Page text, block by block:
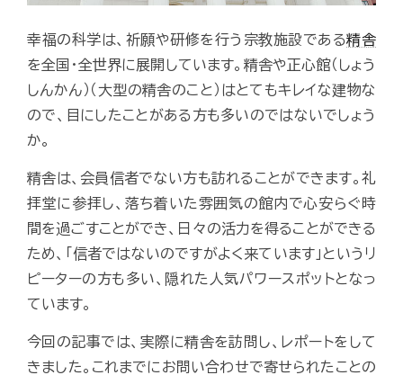
幸福の科学は、祈願や研修を行う宗教施設である精舎
を全国・全世界に展開しています。精舎や正心館（しょう
しんかん）（大型の精舎のこと）はとてもキレイな建物な
ので、目にしたことがある方も多いのではないでしょう
か。
精舎は、会員信者でない方も訪れることができます。礼
拝堂に参拝し、落ち着いた雰囲気の館内で心安らぐ時
間を過ごすことができ、日々の活力を得ることができる
ため、「信者ではないのですがよく来ています」というリ
ピーターの方も多い、隠れた人気パワースポットとなっ
ています。
今回の記事では、実際に精舎を訪問し、レポートをして
きました。これまでにお問い合わせで寄せられたことの